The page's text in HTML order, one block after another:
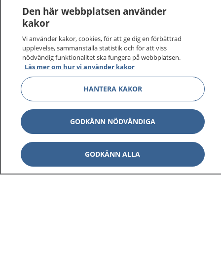
Den här webbplatsen använder
kakor
Vi använder kakor, cookies, för att ge dig en förbättrad
upplevelse, sammanställa statistik och för att viss
nödvändig funktionalitet ska fungera på webbplatsen.
Läs mer om hur vi använder kakor
HANTERA KAKOR
GODKÄNN NÖDVÄNDIGA
GODKÄNN ALLA